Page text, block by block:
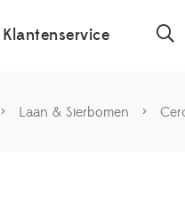
Klantenservice
> Laan & Sierbomen >